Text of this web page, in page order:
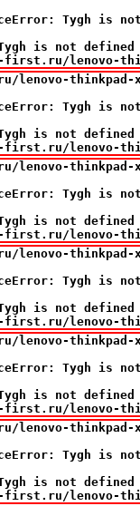
Tygh is
is not defined
lenovo-
thinkpad-x1-
Tygh is
is not defined
lenovo-
thinkpad-x1-
Tygh is
is not defined
lenovo-
thinkpad-x1-
Tygh is
is not defined
lenovo-
thinkpad-x1-
Tygh is
is not defined
lenovo-
thinkpad-x1-
Tygh is
is not defined
lenovo-